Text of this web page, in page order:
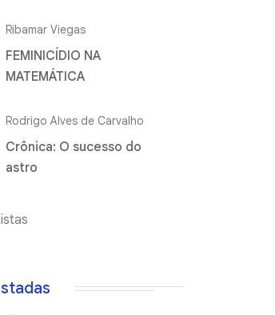
Ribamar Viegas
FEMINICÍDIO NA
MATEMÁTICA
Rodrigo Alves de Carvalho
Crônica: O sucesso do
astro